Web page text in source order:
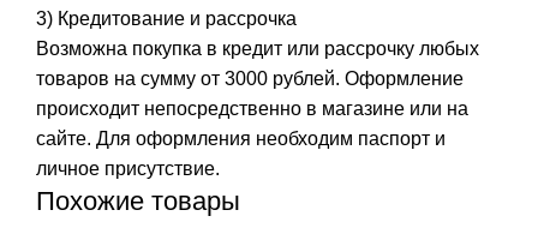
3) Кредитование и рассрочка
Возможна покупка в кредит или рассрочку любых
товаров на сумму от 3000 рублей. Оформление
происходит непосредственно в магазине или на
сайте. Для оформления необходим паспорт и
личное присутствие.
Похожие товары